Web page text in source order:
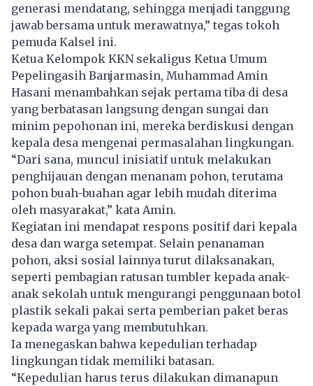
generasi mendatang, sehingga menjadi tanggung
jawab bersama untuk merawatnya,” tegas tokoh
pemuda Kalsel ini.
Ketua Kelompok KKN sekaligus Ketua Umum
Pepelingasih Banjarmasin, Muhammad Amin
Hasani menambahkan sejak pertama tiba di desa
yang berbatasan langsung dengan sungai dan
minim pepohonan ini, mereka berdiskusi dengan
kepala desa mengenai permasalahan lingkungan.
“Dari sana, muncul inisiatif untuk melakukan
penghijauan dengan menanam pohon, terutama
pohon buah-buahan agar lebih mudah diterima
oleh masyarakat,” kata Amin.
Kegiatan ini mendapat respons positif dari kepala
desa dan warga setempat. Selain penanaman
pohon, aksi sosial lainnya turut dilaksanakan,
seperti pembagian ratusan tumbler kepada anak-
anak sekolah untuk mengurangi penggunaan botol
plastik sekali pakai serta pemberian paket beras
kepada warga yang membutuhkan.
Ia menegaskan bahwa kepedulian terhadap
lingkungan tidak memiliki batasan.
“Kepedulian harus terus dilakukan dimanapun